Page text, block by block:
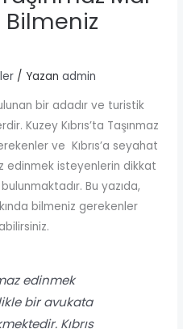
Bilmeniz
/ Yazan admin
bir adadır ve turistik
Kuzey Kıbrıs’ta Taşınmaz
ve Kıbrıs’a seyahat
edinmek isteyenlerin dikkat
Bu yazıda,
bilmeniz gerekenler
edinmek
bir avukata
Kıbrıs